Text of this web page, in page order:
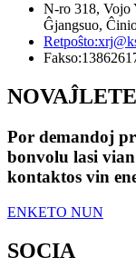
N-ro 318, Vojo
Ĝjangsuo,
Retpoŝto:
Fakso:
Por demandoj
bonvolu lasi
kontaktos vin
ENKETO NUN
SOCIA